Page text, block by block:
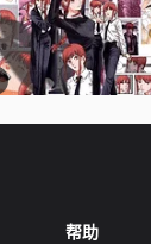
帮助